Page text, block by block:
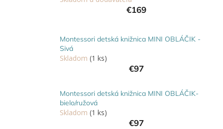
€169
Montessori detská knižnica MINI OBLÁČIK -
Sivá
Skladom (1 ks)
€97
Montessori detská knižnica MINI OBLÁČIK-
bielo/ružová
Skladom (1 ks)
€97